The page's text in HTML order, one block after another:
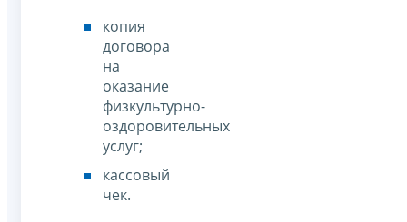
копия
договора
на
оказание
физкультурно-
оздоровительных
услуг;
кассовый
чек.